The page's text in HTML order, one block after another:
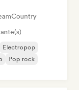
Country
Electropop
Pop rock